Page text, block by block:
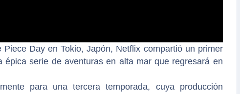
Day en Tokio, Japón, Netflix compartió un primer
serie de aventuras en alta mar que regresará en
para una tercera temporada, cuya producción